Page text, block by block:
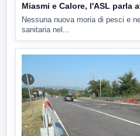
Miasmi e Calore, l'ASL parla
Nessuna nuova moria di pesci e
sanitaria nel...